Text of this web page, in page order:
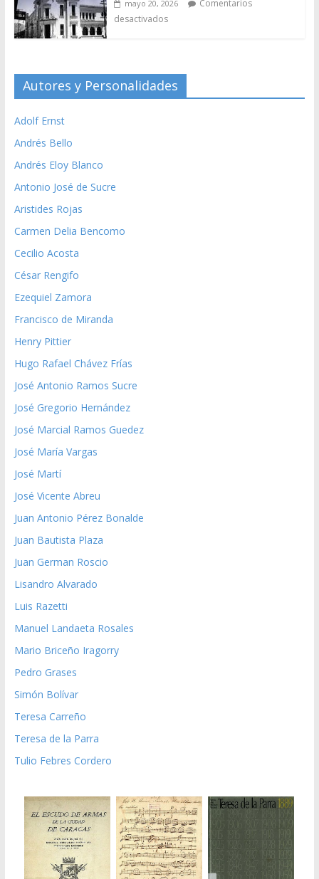
mayo 20, 2026
Comentarios
desactivados
Autores y Personalidades
Adolf Ernst
Andrés Bello
Andrés Eloy Blanco
Antonio José de Sucre
Aristides Rojas
Carmen Delia Bencomo
Cecilio Acosta
César Rengifo
Ezequiel Zamora
Francisco de Miranda
Henry Pittier
Hugo Rafael Chávez Frías
José Antonio Ramos Sucre
José Gregorio Hernández
José Marcial Ramos Guedez
José María Vargas
José Martí
José Vicente Abreu
Juan Antonio Pérez Bonalde
Juan Bautista Plaza
Juan German Roscio
Lisandro Alvarado
Luis Razetti
Manuel Landaeta Rosales
Mario Briceño Iragorry
Pedro Grases
Simón Bolívar
Teresa Carreño
Teresa de la Parra
Tulio Febres Cordero